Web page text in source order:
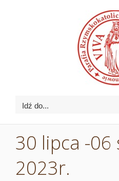
Idź do...
30 lipca -06
2023r.